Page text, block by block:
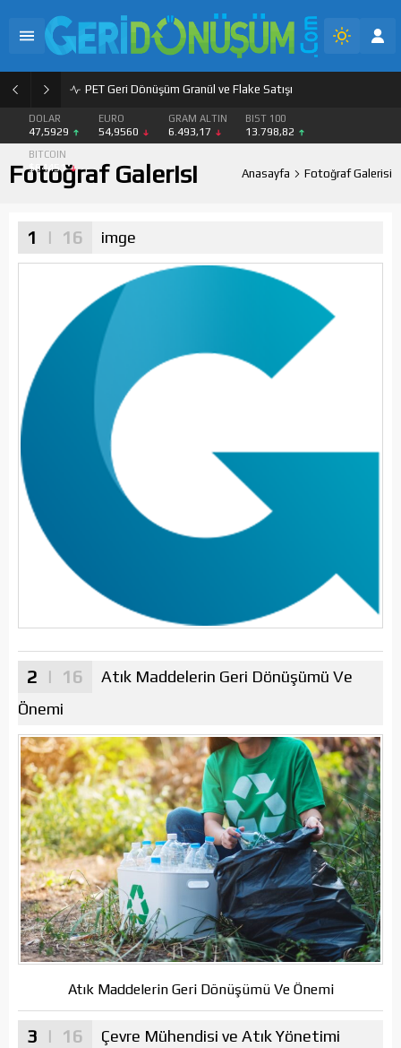
PET Geri Dönüşüm Granül ve Flake Satışı
DOLAR
47,5929
EURO
54,9560
GRAM ALTIN
6.493,17
BIST 100
13.798,82
BITCOIN
$64451
Fotoğraf Galerisi Anasayfa Fotoğraf Galerisi
1 | 16 imge
2 | 16
Atık Maddelerin Geri Dönüşümü Ve
Önemi
Atık Maddelerin Geri Dönüşümü Ve Önemi
3 | 16 Çevre Mühendisi ve Atık Yönetimi